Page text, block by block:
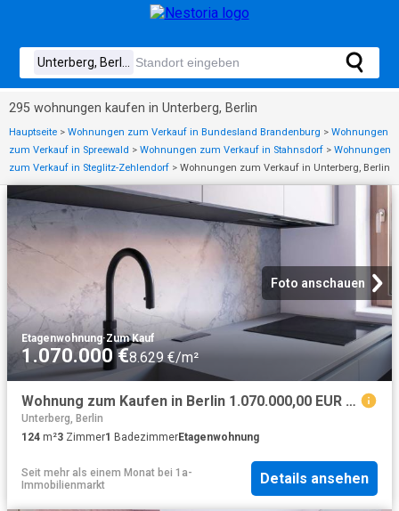
295 wohnungen kaufen in Unterberg, Berlin
Hauptseite > Wohnungen zum Verkauf in Bundesland Brandenburg > Wohnungen
zum Verkauf in Spreewald > Wohnungen zum Verkauf in Stahnsdorf > Wohnungen
zum Verkauf in Steglitz-Zehlendorf > Wohnungen zum Verkauf in Unterberg, Berlin
Foto anschauen
Etagenwohnung·Zum Kauf
1.070.000 €8.629 €/m²
Wohnung zum Kaufen in Berlin 1.070.000,00 EUR 124.8 m²
Unterberg, Berlin
124 m²3 Zimmer1 BadezimmerEtagenwohnung
Seit mehr als einem Monat bei 1a-
Immobilienmarkt
Details ansehen